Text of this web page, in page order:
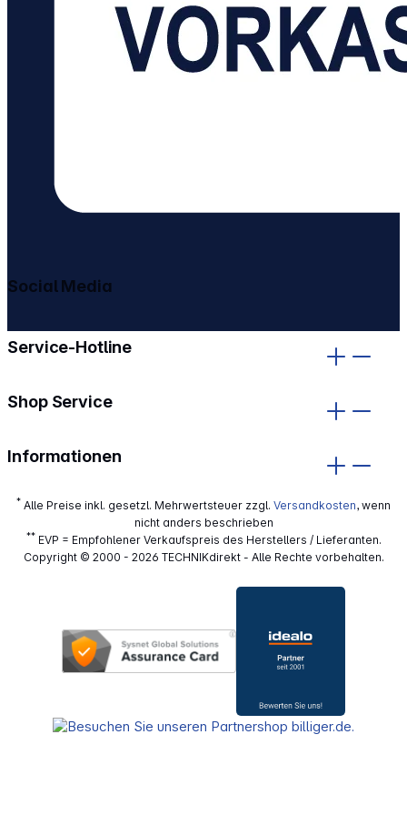
Service-Hotline
Shop Service
Informationen
Social Media
* Alle Preise inkl. gesetzl. Mehrwertsteuer zzgl. Versandkosten, wenn
nicht anders beschrieben
**EVP = Empfohlener Verkaufspreis des Herstellers / Lieferanten.
Copyright © 2000 - 2026 TECHNIKdirekt - Alle Rechte vorbehalten.